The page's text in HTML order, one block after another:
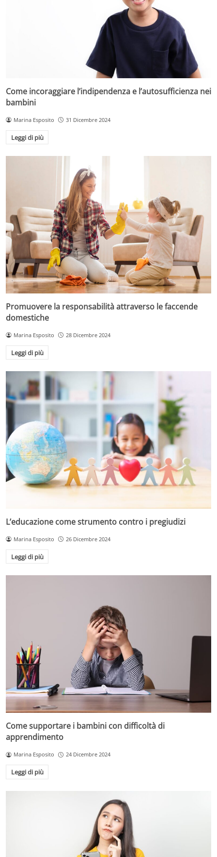
Come incoraggiare l’indipendenza e l’autosufficienza nei
bambini
Marina Esposito 31 Dicembre 2024
Leggi di più
Promuovere la responsabilità attraverso le faccende
domestiche
Marina Esposito 28 Dicembre 2024
Leggi di più
L’educazione come strumento contro i pregiudizi
Marina Esposito 26 Dicembre 2024
Leggi di più
Come supportare i bambini con difficoltà di
apprendimento
Marina Esposito 24 Dicembre 2024
Leggi di più